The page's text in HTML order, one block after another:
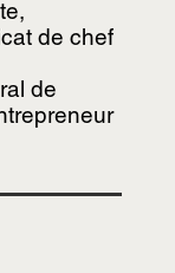
de chef
de